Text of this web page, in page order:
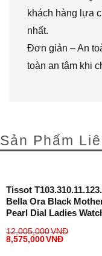
khách hàng lựa
nhất.
Đơn giản – An
toàn an tâm khi
Sản Phẩm
Tissot
Bella Ora Black
Pearl Dial Ladies
12,005,000VNĐ
8,575,000VNĐ